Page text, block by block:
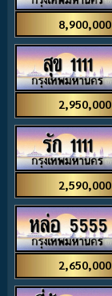
8,900,000
สุข 1111
2,950,000
รัก 1111
2,590,000
หล่อ 5555
2,650,000